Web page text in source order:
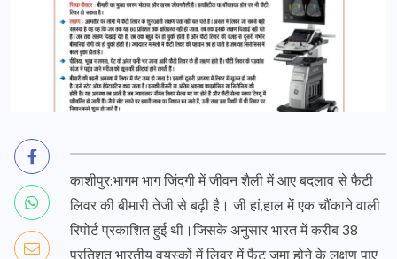
काशीपुर:भागम भाग जिंदगी में जीवन शैली में आए बदलाव से फैटी
लिवर की बीमारी तेजी से बढ़ी है। जी हां,हाल में एक चौंकाने वाली
रिपोर्ट प्रकाशित हुई थी।जिसके अनुसार भारत में करीब 38
प्रतिशत भारतीय वयस्कों में लिवर में फैट जमा होने के लक्षण पाए